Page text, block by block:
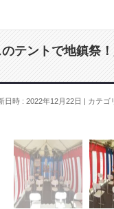
テントで地鎮祭
日時 : 2022年12月22日 カテゴ